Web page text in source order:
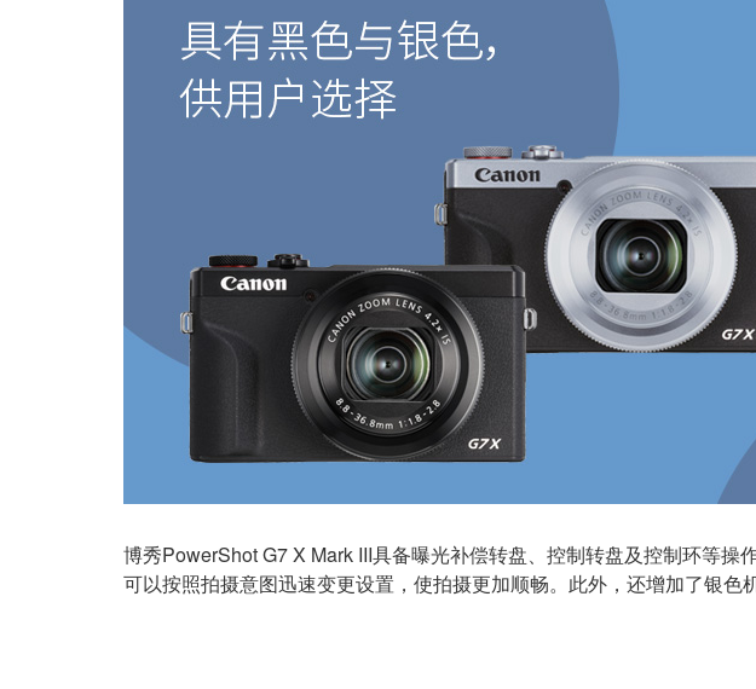
博秀PowerShot G7 X Mark III具备曝光补偿转盘、控制转盘及控制环等
可以按照拍摄意图迅速变更设置，使拍摄更加顺畅。此外，还增加了银色